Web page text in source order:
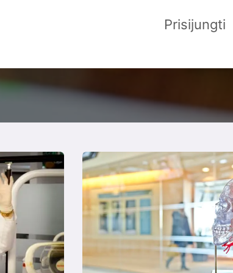
Apie mus Kita
Prisijungti